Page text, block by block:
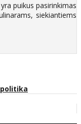
puikus pasirinkimas
siekiantiems